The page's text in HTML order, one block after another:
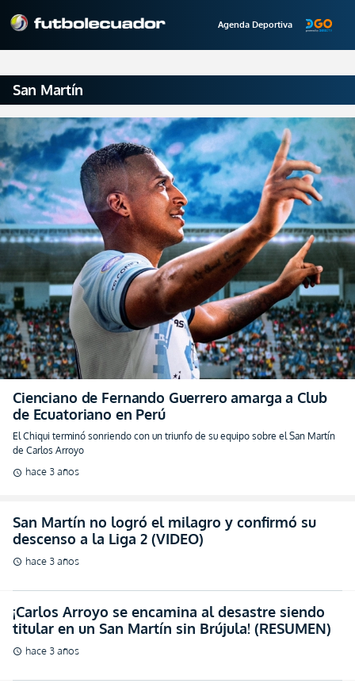
Agenda Deportiva
San Martín
Cienciano de Fernando Guerrero amarga a Club
de Ecuatoriano en Perú
El Chiqui terminó sonriendo con un triunfo de su equipo sobre el San Martín
de Carlos Arroyo
schedule hace 3 años
San Martín no logró el milagro y confirmó su
descenso a la Liga 2 (VIDEO)
schedule hace 3 años
¡Carlos Arroyo se encamina al desastre siendo
titular en un San Martín sin Brújula! (RESUMEN)
schedule hace 3 años